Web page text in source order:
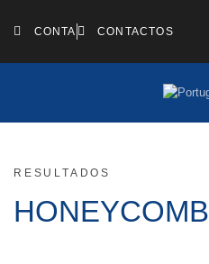
CONTA CONTACTOS
RESULTADOS
HONEYCOMB